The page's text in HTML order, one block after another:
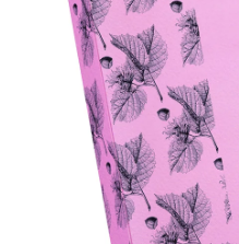
CONDIMENTI
IDEE REGALO
CONTATTI